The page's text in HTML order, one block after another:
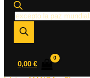
Búsqueda
de
productos
0,00 €